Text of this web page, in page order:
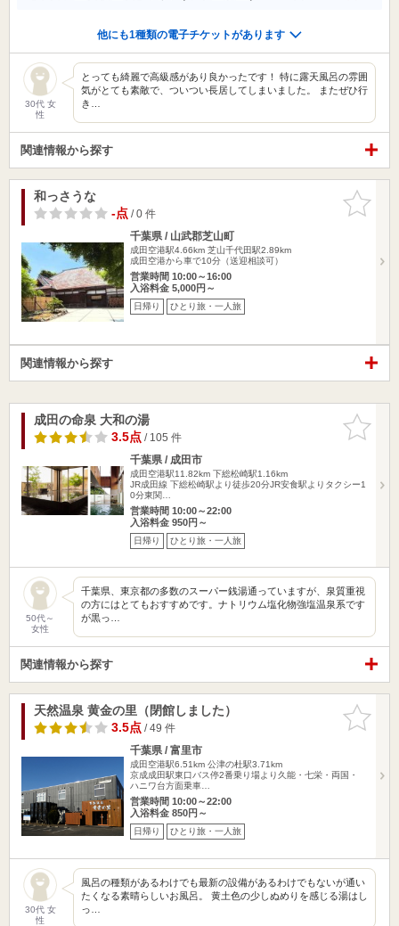
他にも1種類の電子チケットがあります
30代 女
性
とっても綺麗で高級感があり良かったです！ 特に露天風呂の雰囲
気がとても素敵で、ついつい長居してしまいました。 またぜひ行
き…
関連情報から探す
お気に入
りに追加
和っさうな
-点/ 0 件
千葉県 / 山武郡芝山町
成田空港駅4.66km 芝山千代田駅2.89km
成田空港から車で10分（送迎相談可）
営業時間 10:00～16:00
入浴料金 5,000円～
日帰り ひとり旅・一人旅
関連情報から探す
お気に入
りに追加
成田の命泉 大和の湯
3.5点/ 105 件
千葉県 / 成田市
成田空港駅11.82km 下総松崎駅1.16km
JR成田線 下総松崎駅より徒歩20分JR安食駅よりタクシー1
0分東関…
営業時間 10:00～22:00
入浴料金 950円～
日帰り ひとり旅・一人旅
50代～
女性
千葉県、東京都の多数のスーパー銭湯通っていますが、泉質重視
の方にはとてもおすすめです。ナトリウム塩化物強塩温泉系です
が黒っ…
関連情報から探す
お気に入
りに追加
天然温泉 黄金の里（閉館しました）
3.5点/ 49 件
千葉県 / 富里市
成田空港駅6.51km 公津の杜駅3.71km
京成成田駅東口バス停2番乗り場より久能・七栄・両国・
ハニワ台方面乗車…
営業時間 10:00～22:00
入浴料金 850円～
日帰り ひとり旅・一人旅
30代 女
性
風呂の種類があるわけでも最新の設備があるわけでもないが通い
たくなる素晴らしいお風呂。 黄土色の少しぬめりを感じる湯はし
っ…